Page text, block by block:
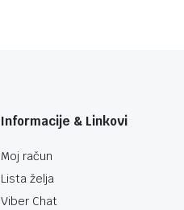
Informacije & Linkovi
Moj račun
Lista želja
Viber Chat